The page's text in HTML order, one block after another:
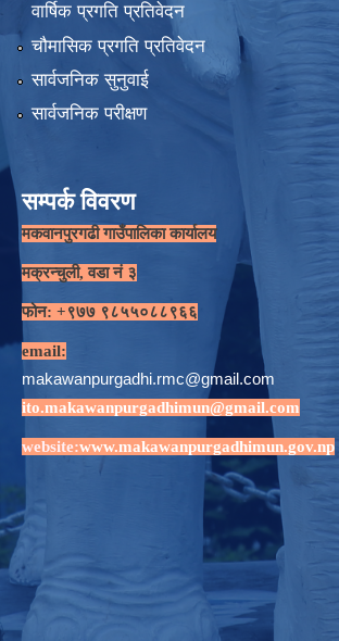
वार्षिक प्रगति प्रतिवेदन
चौमासिक प्रगति प्रतिवेदन
सार्वजनिक सुनुवाई
सार्वजनिक परीक्षण
सम्पर्क विवरण
मकवानपुरगढी गाउँपालिका कार्यालय
मक्रन्चुली, वडा नं ३
फोन: +९७७ ९८५५०८८९६६
email:
makawanpurgadhi.rmc@gmail.com
ito.makawanpurgadhimun@gmail.com
website:www.makawanpurgadhimun.gov.np